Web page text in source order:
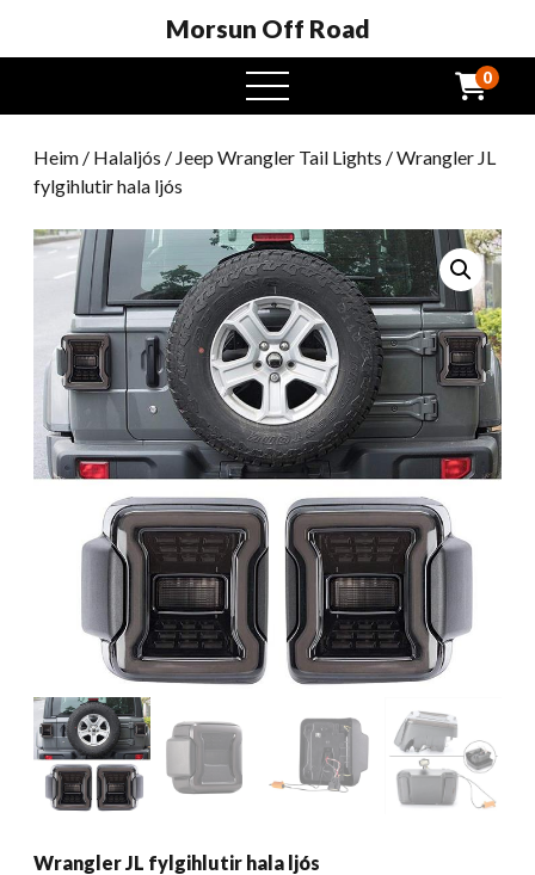
Morsun Off Road
Opinn
valmynd
0
Heim / Halaljós / Jeep Wrangler Tail Lights / Wrangler JL
fylgihlutir hala ljós
Wrangler JL fylgihlutir hala ljós